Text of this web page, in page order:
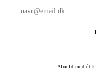
Afmeld med ét